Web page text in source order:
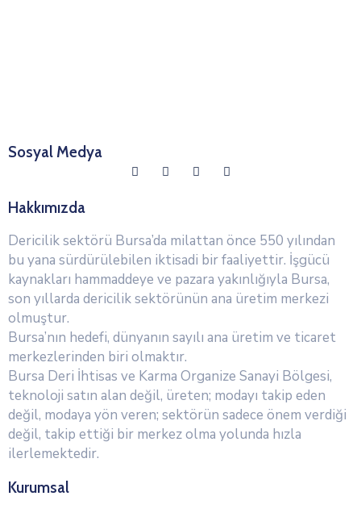
Sosyal Medya
Hakkımızda
Dericilik sektörü Bursa’da milattan önce 550 yılından
bu yana sürdürülebilen iktisadi bir faaliyettir. İşgücü
kaynakları hammaddeye ve pazara yakınlığıyla Bursa,
son yıllarda dericilik sektörünün ana üretim merkezi
olmuştur.
Bursa’nın hedefi, dünyanın sayılı ana üretim ve ticaret
merkezlerinden biri olmaktır.
Bursa Deri İhtisas ve Karma Organize Sanayi Bölgesi,
teknoloji satın alan değil, üreten; modayı takip eden
değil, modaya yön veren; sektörün sadece önem verdiği
değil, takip ettiği bir merkez olma yolunda hızla
ilerlemektedir.
Kurumsal